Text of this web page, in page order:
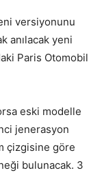
versiyonunu
anılacak yeni
Paris Otomobil
eski modelle
jenerasyon
çizgisine göre
bulunacak. 3